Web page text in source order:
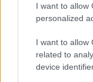
I want to allow
personalized
I want to allow
related to
device